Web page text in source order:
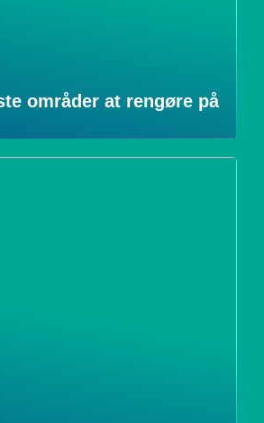
områder at rengøre på